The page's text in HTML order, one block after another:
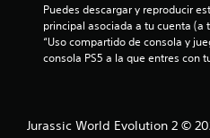
Puedes descargar y reproducir
principal asociada a tu cuenta (a
“Uso compartido de consola y
consola PS5 a la que entres con
Jurassic World Evolution 2 ©